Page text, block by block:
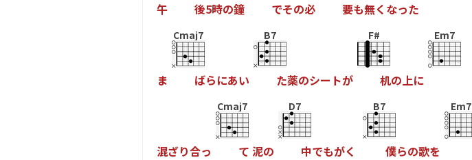
午 後5時の鐘 でその必 要も無く なった
ま
Cmaj7
ばらにあい
B7
た薬のシー トが
F#
机の上に
Em7
混ざり合っ
Cmaj7
て 泥の
D7
中でもがく
B7
僕らの歌を
Em7